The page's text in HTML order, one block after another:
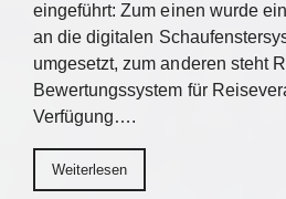
eingeführt: Zum einen wurde
an die digitalen
umgesetzt, zum anderen steht
Bewertungssystem für
Verfügung….
Weiterlesen